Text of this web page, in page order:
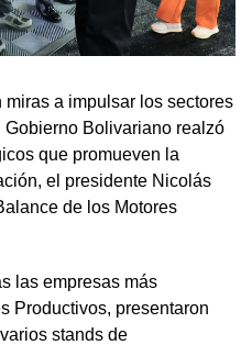
miras a impulsar los sectores
Bolivariano realzó
que promueven la
el presidente Nicolás
de los Motores
las empresas más
Productivos, presentaron
stands de